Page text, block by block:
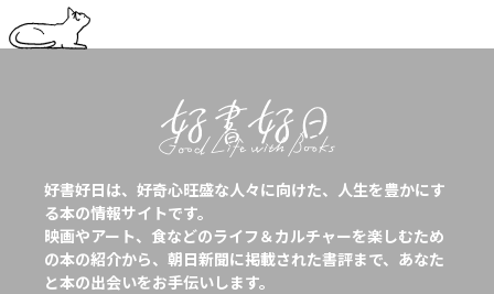
好書好日は、好奇心旺盛な人々に向けた、人生を豊かにす
る本の情報サイトです。
映画やアート、食などのライフ＆カルチャーを楽しむため
の本の紹介から、朝日新聞に掲載された書評まで、あなた
と本の出会いをお手伝いします。